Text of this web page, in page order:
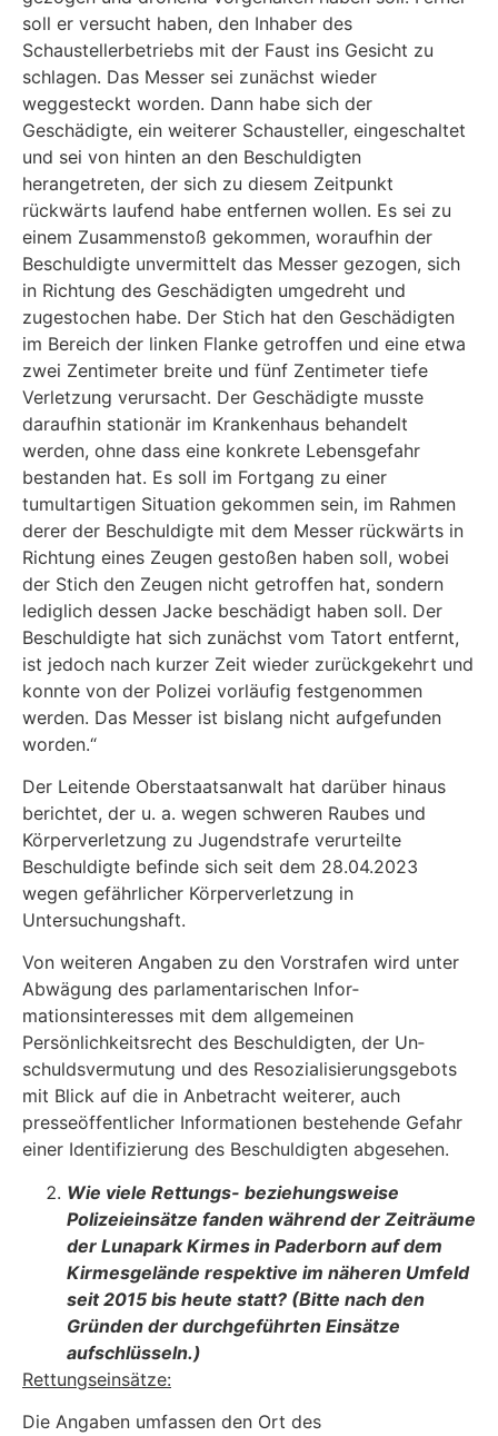
soll er versucht haben, den Inhaber des
Schaustellerbetriebs mit der Faust ins Gesicht zu
schlagen. Das Messer sei zunächst wieder
weggesteckt worden. Dann habe sich der
Geschädigte, ein weite­rer Schausteller, eingeschaltet
und sei von hinten an den Beschuldigten
herangetreten, der sich zu diesem Zeitpunkt
rückwärts laufend habe entfernen wollen. Es sei zu
einem Zusammenstoß gekommen, woraufhin der
Beschuldigte unvermittelt das Messer ge­zogen, sich
in Richtung des Geschädigten umgedreht und
zugestochen habe. Der Stich hat den Geschädigten
im Bereich der linken Flanke getroffen und eine etwa
zwei Zentimeter breite und fünf Zentimeter tiefe
Verletzung verursacht. Der Geschädigte musste
daraufhin stationär im Krankenhaus behandelt
werden, ohne dass eine kon­krete Lebensgefahr
bestanden hat. Es soll im Fortgang zu einer
tumultartigen Situation gekommen sein, im Rahmen
derer der Beschuldigte mit dem Messer rückwärts in
Rich­tung eines Zeugen gestoßen haben soll, wobei
der Stich den Zeugen nicht getroffen hat, sondern
lediglich dessen Jacke beschädigt haben soll. Der
Beschuldigte hat sich zunächst vom Tatort entfernt,
ist jedoch nach kurzer Zeit wieder zurückgekehrt und
konnte von der Polizei vorläufig festgenommen
werden. Das Messer ist bislang nicht aufgefunden
worden.“
Der Leitende Oberstaatsanwalt hat darüber hinaus
berichtet, der u. a. wegen schweren Rau­bes und
Körperverletzung zu Jugendstrafe verurteilte
Beschuldigte befinde sich seit dem 28.04.2023
wegen gefährlicher Körperverletzung in
Untersuchungshaft.
Von weiteren Angaben zu den Vorstrafen wird unter
Abwägung des parlamentarischen Infor­
mationsinteresses mit dem allgemeinen
Persönlichkeitsrecht des Beschuldigten, der Un­
schuldsvermutung und des Resozialisierungsgebots
mit Blick auf die in Anbetracht weiterer, auch
presseöffentlicher Informationen bestehende Gefahr
einer Identifizierung des Beschul­digten abgesehen.
Wie viele Rettungs- beziehungsweise
Polizeieinsätze fanden während der Zeit­räume
der Lunapark Kirmes in Paderborn auf dem
Kirmesgelände respektive im näheren Umfeld
seit 2015 bis heute statt? (Bitte nach den
Gründen der durchge­führten Einsätze
aufschlüsseln.)
Rettungseinsätze:
Die Angaben umfassen den Ort des